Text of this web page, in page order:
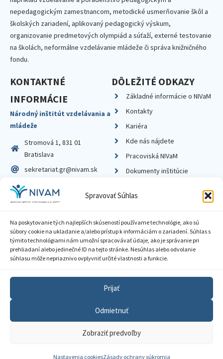
Spravovať Súhlas
Na poskytovanie tých najlepších skúseností používame technológie, ako sú
súbory cookie na ukladanie a/alebo prístup k informáciám o zariadení. Súhlas s
týmito technológiami nám umožní spracovávať údaje, ako je správanie pri
prehliadaní alebo jedinečné ID na tejto stránke. Nesúhlas alebo odvolanie
súhlasu môže nepriaznivo ovplyvniť určité vlastnosti a funkcie.
Prijať
Odmietnuť
Zobraziť predvoľby
Nastavenia cookiesZásady ochrany súkromia
nepedagogickým zamestnancom, metodické usmerňovanie škôl a
školských zariadení, aplikovaný pedagogický výskum,
organizovanie predmetových olympiád a súťaží, externé testovanie
na školách, neformálne vzdelávanie mládeže či správa knižničného
fondu.
KONTAKTNÉ
INFORMÁCIE
Národný inštitút vzdelávania a
mládeže
Stromová 1, 831 01
Bratislava
sekretariat.gr@nivam.sk
IČO: 00164348
DIČ: 2020798714
DÔLEŽITÉ ODKAZY
Základné informácie o NIVaM
Kontakty
Kariéra
Kde nás nájdete
Pracoviská NIVaM
Dokumenty inštitúcie
© 2026 Národný inštitút vzdelávania a mládeže
Zásady ochrany súkromia
Sprístupnenie informácií
Nastavenia cookies
GDPR